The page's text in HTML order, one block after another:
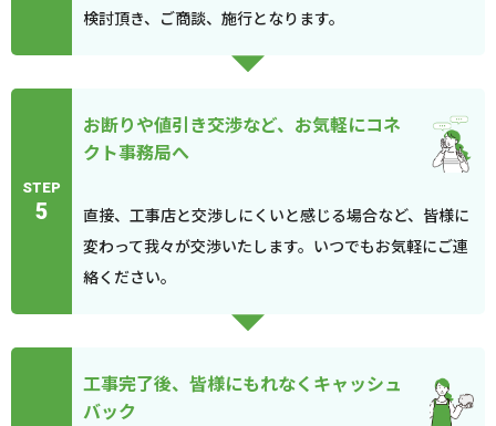
検討頂き、ご商談、施行となります。
STEP
5
お断りや値引き交渉など、お気軽にコネ
クト事務局へ
直接、工事店と交渉しにくいと感じる場合など、皆様に
変わって我々が交渉いたします。いつでもお気軽にご連
絡ください。
工事完了後、皆様にもれなくキャッシュ
バック